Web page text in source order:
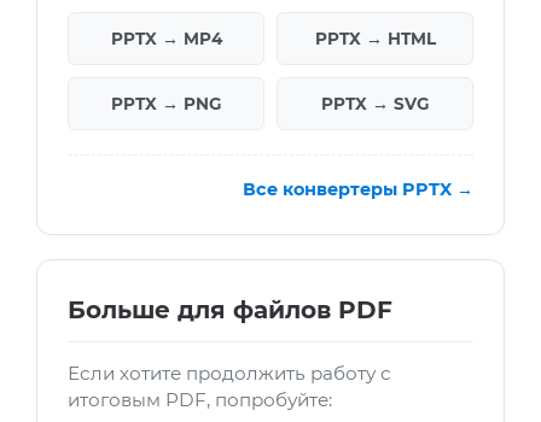
PPTX → MP4 PPTX → HTML
PPTX → PNG PPTX → SVG
Все конвертеры PPTX →
Больше для файлов PDF
Если хотите продолжить работу с
итоговым PDF, попробуйте: